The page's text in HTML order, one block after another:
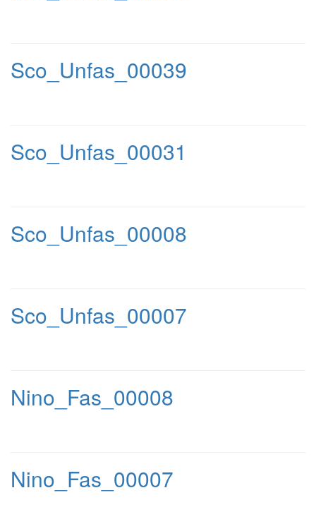
Sco_Unfas_00039
Sco_Unfas_00031
Sco_Unfas_00008
Sco_Unfas_00007
Nino_Fas_00008
Nino_Fas_00007